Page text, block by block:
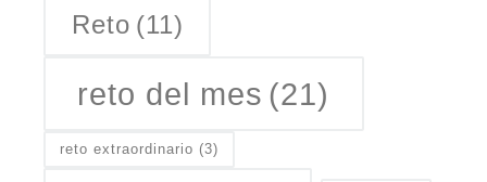
Reto (11)
reto del mes (21)
reto extraordinario (3)